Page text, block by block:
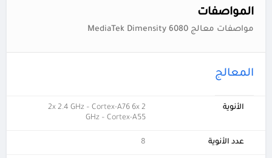
المواصفات
مواصفات معالج MediaTek Dimensity 6080
المعالج
الأنوية
2x 2.4 GHz – Cortex-A76 6x 2
GHz – Cortex-A55
عدد الأنوية 8